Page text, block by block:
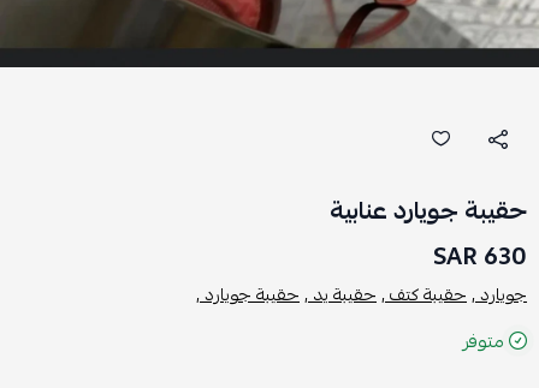
حقيبة جويارد عنابية
630 SAR
جويارد ,حقيبة كتف ,حقيبة يد ,حقيبة جويارد ,
متوفر